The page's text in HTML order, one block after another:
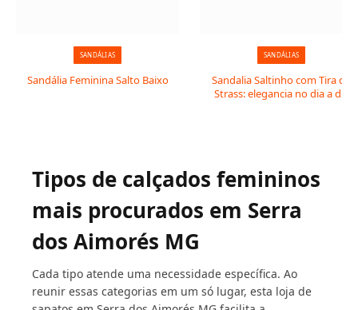
SANDÁLIAS
Sandália Feminina Salto Baixo
SANDÁLIAS
Sandalia Saltinho com Tira de
Strass: elegancia no dia a dia
Tipos de calçados femininos
mais procurados em Serra
dos Aimorés MG
Cada tipo atende uma necessidade específica. Ao
reunir essas categorias em um só lugar, esta loja de